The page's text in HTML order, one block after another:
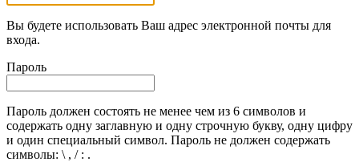
Вы будете использовать Ваш адрес электронной почты для
входа.
Пароль
Пароль должен состоять не менее чем из 6 символов и
содержать одну заглавную и одну строчную букву, одну цифру
и один специальный символ. Пароль не должен содержать
символы: \ , / : .